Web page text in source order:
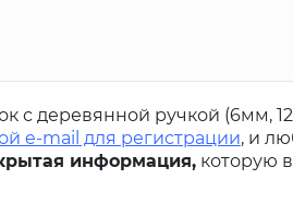
с деревянной ручкой (6мм,
e-mail для регистрации, и
информация,которую